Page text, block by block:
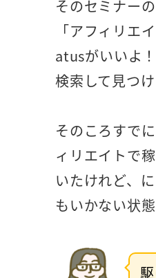
そのセミナー
「アフィリエ
atusがいいよ
検索して見つけ
そのころすで
ィリエイトで
いたけれど、
もいかない状態